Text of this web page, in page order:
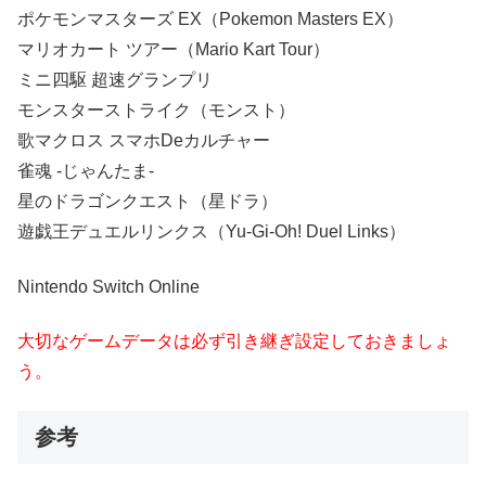
ポケモンマスターズ EX（Pokemon Masters EX）
マリオカート ツアー（Mario Kart Tour）
ミニ四駆 超速グランプリ
モンスターストライク（モンスト）
歌マクロス スマホDeカルチャー
雀魂 -じゃんたま-
星のドラゴンクエスト（星ドラ）
遊戯王デュエルリンクス（Yu-Gi-Oh! Duel Links）
Nintendo Switch Online
大切なゲームデータは必ず引き継ぎ設定しておきましょ
う。
参考